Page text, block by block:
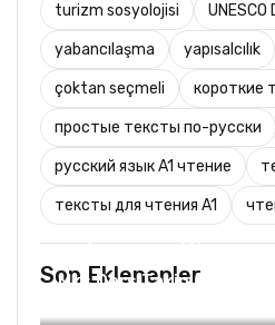
turizm sosyolojisi UNESCO
yabancılaşma yapısalcılık
çoktan seçmeli короткие
простые тексты по-русски
русский язык A1 чтение
тексты для чтения A1
Son Eklenenler
Mks Ders Takip (Turizm